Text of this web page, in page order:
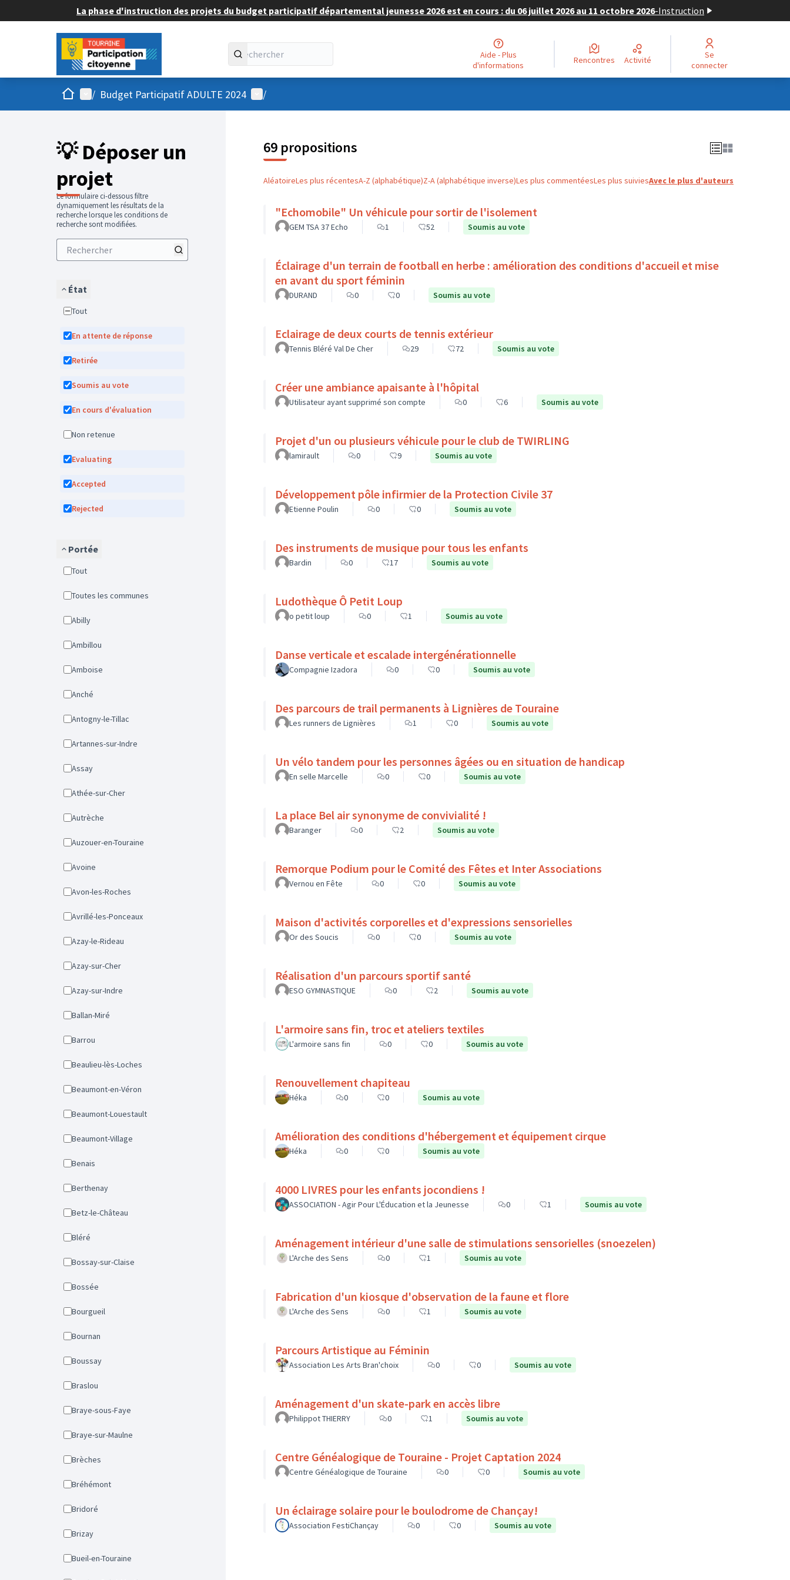
La phase d'instruction des projets du budget participatif départemental jeunesse 2026 est en cours : du 06 juillet 2026 au 11 octobre 2026-Instruction
Aide - Plus
d'informations
Rencontres Activité
Se
connecter
AccueilMenu principal
/ Budget Participatif ADULTE 2024 Menu utilisateur
/
💡 Déposer un
projet
Le formulaire ci-dessous filtre
dynamiquement les résultats de la
recherche lorsque les conditions de
recherche sont modifiées.
État
Tout
En attente de réponse
Retirée
Soumis au vote
En cours d'évaluation
Non retenue
Evaluating
Accepted
Rejected
Portée
Tout
Toutes les communes
Abilly
Ambillou
Amboise
Anché
Antogny-le-Tillac
Artannes-sur-Indre
Assay
Athée-sur-Cher
Autrèche
Auzouer-en-Touraine
Avoine
Avon-les-Roches
Avrillé-les-Ponceaux
Azay-le-Rideau
Azay-sur-Cher
Azay-sur-Indre
Ballan-Miré
Barrou
Beaulieu-lès-Loches
Beaumont-en-Véron
Beaumont-Louestault
Beaumont-Village
Benais
Berthenay
Betz-le-Château
Bléré
Bossay-sur-Claise
Bossée
Bourgueil
Bournan
Boussay
Braslou
Braye-sous-Faye
Braye-sur-Maulne
Brèches
Bréhémont
Bridoré
Brizay
Bueil-en-Touraine
69 propositions
AléatoireLes plus récentesA-Z (alphabétique)Z-A (alphabétique inverse)Les plus commentéesLes plus suiviesAvec le plus d'auteurs
"Echomobile" Un véhicule pour sortir de l'isolement
GEM TSA 37 Echo 1 52 Soumis au vote
Éclairage d'un terrain de football en herbe : amélioration des conditions d'accueil et mise
en avant du sport féminin
DURAND 0 0 Soumis au vote
Eclairage de deux courts de tennis extérieur
Tennis Bléré Val De Cher 29 72 Soumis au vote
Créer une ambiance apaisante à l'hôpital
Utilisateur ayant supprimé son compte 0 6 Soumis au vote
Projet d'un ou plusieurs véhicule pour le club de TWIRLING
lamirault 0 9 Soumis au vote
Développement pôle infirmier de la Protection Civile 37
Etienne Poulin 0 0 Soumis au vote
Des instruments de musique pour tous les enfants
Bardin 0 17 Soumis au vote
Ludothèque Ô Petit Loup
o petit loup 0 1 Soumis au vote
Danse verticale et escalade intergénérationnelle
Compagnie Izadora 0 0 Soumis au vote
Des parcours de trail permanents à Lignières de Touraine
Les runners de Lignières 1 0 Soumis au vote
Un vélo tandem pour les personnes âgées ou en situation de handicap
En selle Marcelle 0 0 Soumis au vote
La place Bel air synonyme de convivialité !
Baranger 0 2 Soumis au vote
Remorque Podium pour le Comité des Fêtes et Inter Associations
Vernou en Fête 0 0 Soumis au vote
Maison d'activités corporelles et d'expressions sensorielles
Or des Soucis 0 0 Soumis au vote
Réalisation d'un parcours sportif santé
ESO GYMNASTIQUE 0 2 Soumis au vote
L'armoire sans fin, troc et ateliers textiles
L'armoire sans fin 0 0 Soumis au vote
Renouvellement chapiteau
Héka 0 0 Soumis au vote
Amélioration des conditions d'hébergement et équipement cirque
Héka 0 0 Soumis au vote
4000 LIVRES pour les enfants jocondiens !
ASSOCIATION - Agir Pour L'Éducation et la Jeunesse 0 1 Soumis au vote
Aménagement intérieur d'une salle de stimulations sensorielles (snoezelen)
L'Arche des Sens 0 1 Soumis au vote
Fabrication d'un kiosque d'observation de la faune et flore
L'Arche des Sens 0 1 Soumis au vote
Parcours Artistique au Féminin
Association Les Arts Bran'choix 0 0 Soumis au vote
Aménagement d'un skate-park en accès libre
Philippot THIERRY 0 1 Soumis au vote
Centre Généalogique de Touraine - Projet Captation 2024
Centre Généalogique de Touraine 0 0 Soumis au vote
Un éclairage solaire pour le boulodrome de Chançay!
Association FestiChançay 0 0 Soumis au vote